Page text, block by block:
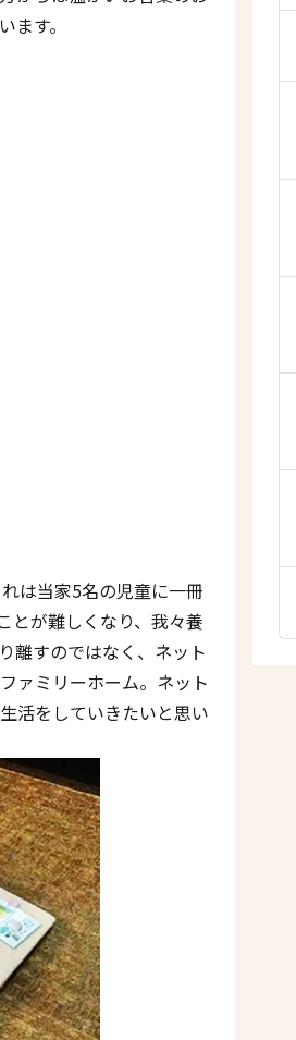
す。
は当家5名の児童に一冊
とが難しくなり、我々養
離すのではなく、ネット
ァミリーホーム。ネット
活をしていきたいと思い